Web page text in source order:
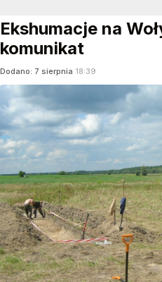
Ekshumacje na
komunikat
Dodano: 7 sierpnia 18:39